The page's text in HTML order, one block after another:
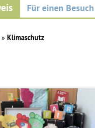
Für einen
» Klimaschutz